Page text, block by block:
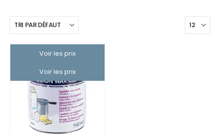
Voir les prix
Voir les prix